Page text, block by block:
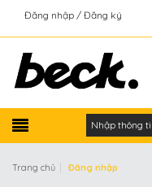
Đăng nhập Đăng ký
Trang chủ Đăng nhập